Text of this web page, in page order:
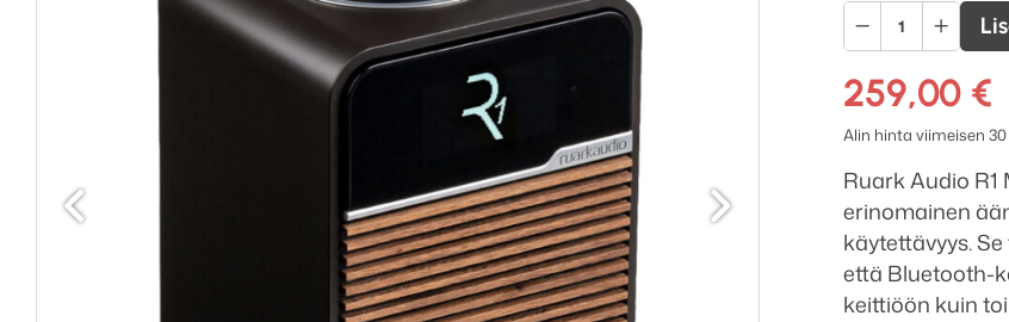
Ruark
Audio
R1
Mk4
pöytäradio
määrä
259,00 €
Alin hinta viimeisen
Ruark Audio
erinomainen
käytettävyys.
että Bluetooth-
keittiöön kuin